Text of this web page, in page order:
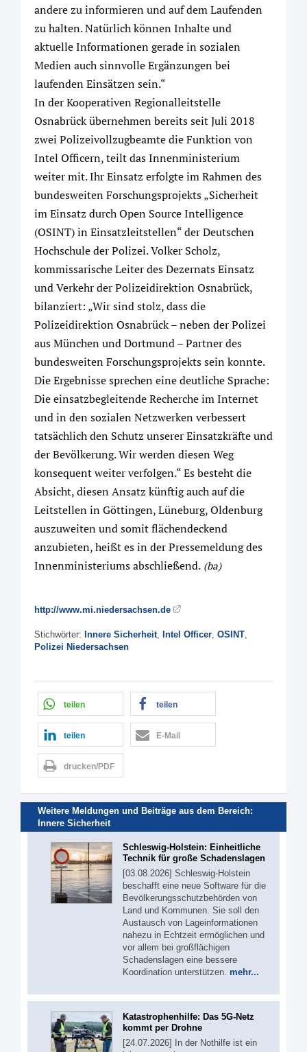
andere zu informieren und auf dem Laufenden
zu halten. Natürlich können Inhalte und
aktuelle Informationen gerade in sozialen
Medien auch sinnvolle Ergänzungen bei
laufenden Einsätzen sein.“
In der Kooperativen Regionalleitstelle
Osnabrück übernehmen bereits seit Juli 2018
zwei Polizeivollzugbeamte die Funktion von
Intel Officern, teilt das Innenministerium
weiter mit. Ihr Einsatz erfolgte im Rahmen des
bundesweiten Forschungsprojekts „Sicherheit
im Einsatz durch Open Source Intelligence
(OSINT) in Einsatzleitstellen“ der Deutschen
Hochschule der Polizei. Volker Scholz,
kommissarische Leiter des Dezernats Einsatz
und Verkehr der Polizeidirektion Osnabrück,
bilanziert: „Wir sind stolz, dass die
Polizeidirektion Osnabrück – neben der Polizei
aus München und Dortmund – Partner des
bundesweiten Forschungsprojekts sein konnte.
Die Ergebnisse sprechen eine deutliche Sprache:
Die einsatzbegleitende Recherche im Internet
und in den sozialen Netzwerken verbessert
tatsächlich den Schutz unserer Einsatzkräfte und
der Bevölkerung. Wir werden diesen Weg
konsequent weiter verfolgen.“ Es besteht die
Absicht, diesen Ansatz künftig auch auf die
Leitstellen in Göttingen, Lüneburg, Oldenburg
auszuweiten und somit flächendeckend
anzubieten, heißt es in der Pressemeldung des
Innenministeriums abschließend. (ba)
http://www.mi.niedersachsen.de
Stichwörter: Innere Sicherheit, Intel Officer, OSINT,
Polizei Niedersachsen
teilen teilen
teilen E-Mail
drucken/PDF
Weitere Meldungen und Beiträge aus dem Bereich:
Innere Sicherheit
Schleswig-Holstein: Einheitliche
Technik für große Schadenslagen
[03.08.2026] Schleswig-Holstein
beschafft eine neue Software für die
Bevölkerungsschutzbehörden von
Land und Kommunen. Sie soll den
Austausch von Lageinformationen
nahezu in Echtzeit ermöglichen und
vor allem bei großflächigen
Schadenslagen eine bessere
Koordination unterstützen. mehr...
Katastrophenhilfe: Das 5G-Netz
kommt per Drohne
[24.07.2026] In der Nothilfe ist ein